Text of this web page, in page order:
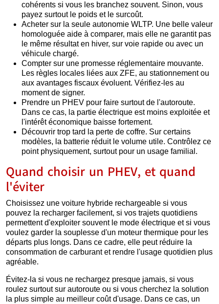
cohérents si vous les branchez souvent. Sinon, vous
payez surtout le poids et le surcoût.
Acheter sur la seule autonomie WLTP. Une belle valeur
homologuée aide à comparer, mais elle ne garantit pas
le même résultat en hiver, sur voie rapide ou avec un
véhicule chargé.
Compter sur une promesse réglementaire mouvante.
Les règles locales liées aux ZFE, au stationnement ou
aux avantages fiscaux évoluent. Vérifiez-les au
moment de signer.
Prendre un PHEV pour faire surtout de l'autoroute.
Dans ce cas, la partie électrique est moins exploitée et
l'intérêt économique baisse fortement.
Découvrir trop tard la perte de coffre. Sur certains
modèles, la batterie réduit le volume utile. Contrôlez ce
point physiquement, surtout pour un usage familial.
Quand choisir un PHEV, et quand
l'éviter
Choisissez une voiture hybride rechargeable si vous
pouvez la recharger facilement, si vos trajets quotidiens
permettent d'exploiter souvent le mode électrique et si vous
voulez garder la souplesse d'un moteur thermique pour les
départs plus longs. Dans ce cadre, elle peut réduire la
consommation de carburant et rendre l'usage quotidien plus
agréable.
Évitez-la si vous ne rechargez presque jamais, si vous
roulez surtout sur autoroute ou si vous cherchez la solution
la plus simple au meilleur coût d'usage. Dans ce cas, un